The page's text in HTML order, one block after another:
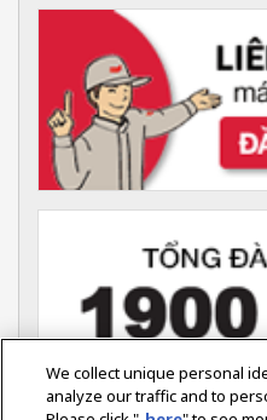
We collect unique personal
analyze our traffic and to